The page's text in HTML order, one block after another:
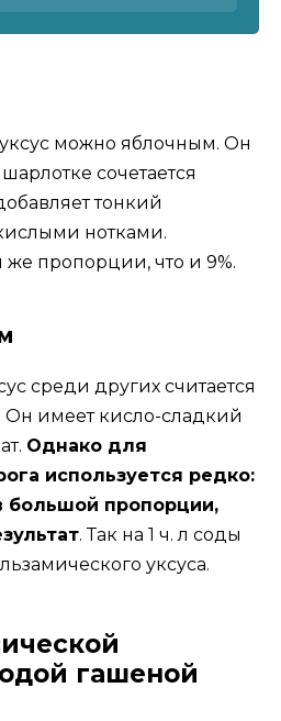
можно яблочным. Он
сочетается
тонкий
нотками.
же пропорции, что и 9%.
среди других считается
имеет кисло-сладкий
Однако для
используется редко:
большой пропорции,
. Так на 1 ч. л соды
уксуса.
гашеной